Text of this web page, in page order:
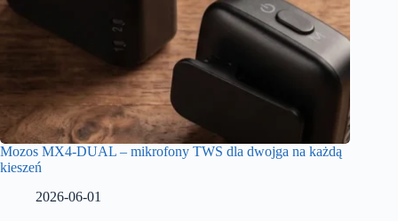
Mozos MX4-DUAL – mikrofony TWS dla dwojga na każdą
kieszeń
2026-06-01